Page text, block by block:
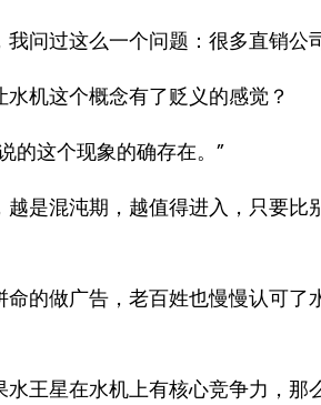
我问过这么一个问题：很多直销
水机这个概念有了贬义的感觉？
的这个现象的确存在。”
越是混沌期，越值得进入，只要
命的做广告，老百姓也慢慢认可
水王星在水机上有核心竞争力，那